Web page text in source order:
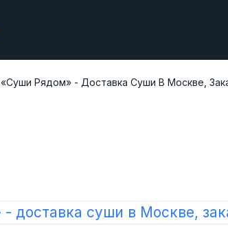
«Cуши Рядом» - Доставка Суши В Москве,